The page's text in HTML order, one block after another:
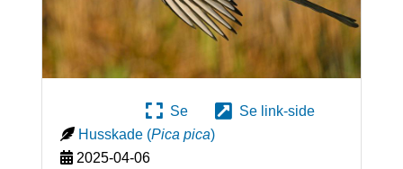
Se
Se link-side
Husskade (Pica pica)
2025-04-06